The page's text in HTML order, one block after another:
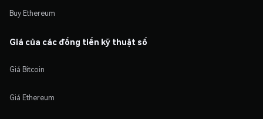
Buy Ethereum
Giá của các đồng tiền kỹ thuật số
Giá Bitcoin
Giá Ethereum